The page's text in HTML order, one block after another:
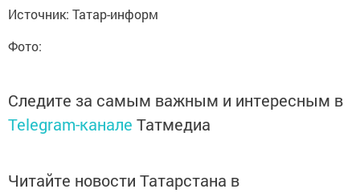
Источник: Татар-информ
Фото:
Следите за самым важным и интересным в
Telegram-канале Татмедиа
Читайте новости Татарстана в